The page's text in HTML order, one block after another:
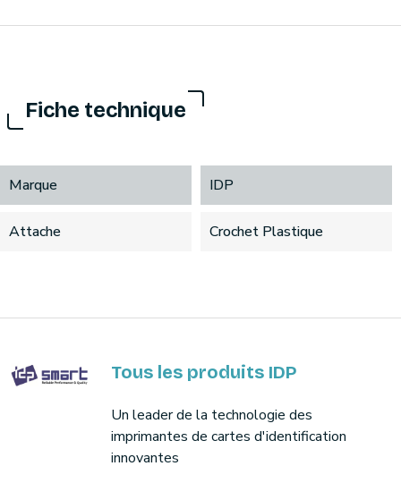
Fiche technique
Marque IDP
Attache Crochet Plastique
Tous les produits IDP
Un leader de la technologie des
imprimantes de cartes d'identification
innovantes